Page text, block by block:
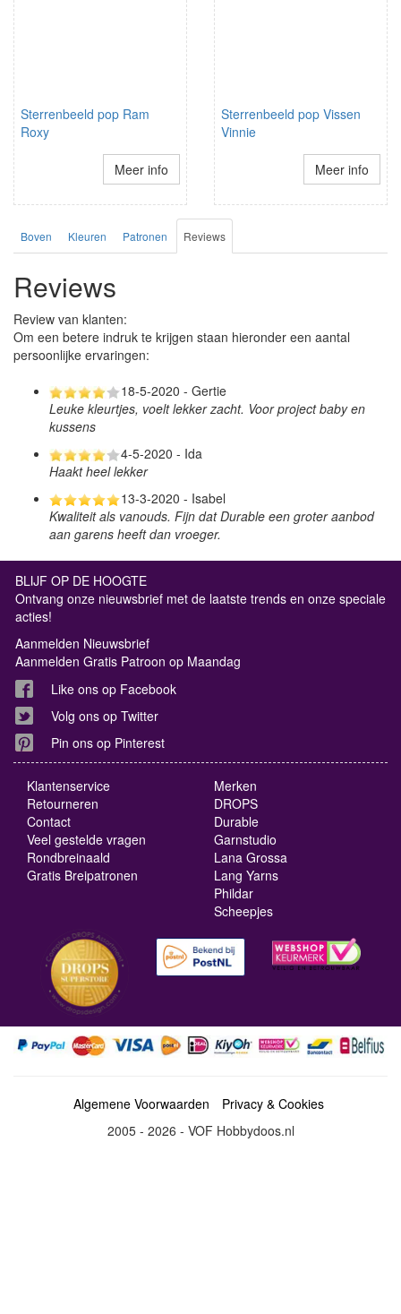
Sterrenbeeld pop Ram
Roxy
Meer info
Sterrenbeeld pop Vissen
Vinnie
Meer info
Boven Kleuren Patronen Reviews
Reviews
Review van klanten:
Om een betere indruk te krijgen staan hieronder een aantal
persoonlijke ervaringen:
18-5-2020 - Gertie
Leuke kleurtjes, voelt lekker zacht. Voor project baby en
kussens
4-5-2020 - Ida
Haakt heel lekker
13-3-2020 - Isabel
Kwaliteit als vanouds. Fijn dat Durable een groter aanbod
aan garens heeft dan vroeger.
BLIJF OP DE HOOGTE
Ontvang onze nieuwsbrief met de laatste trends en onze speciale
acties!
Aanmelden Nieuwsbrief
Aanmelden Gratis Patroon op Maandag
Like ons op Facebook
Volg ons op Twitter
Pin ons op Pinterest
Klantenservice
Retourneren
Contact
Veel gestelde vragen
Rondbreinaald
Gratis Breipatronen
Merken
DROPS
Durable
Garnstudio
Lana Grossa
Lang Yarns
Phildar
Scheepjes
Algemene Voorwaarden
Privacy & Cookies
2005 - 2026 - VOF Hobbydoos.nl